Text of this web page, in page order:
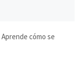
Aprende cómo se